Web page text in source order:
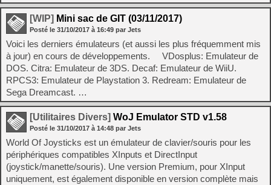
[WIP] Mini sac de GIT (03/11/2017)
Posté le 31/10/2017 à 16:49 par Jets
Voici les derniers émulateurs (et aussi les plus fréquemment mis
à jour) en cours de développements. VDosplus: Emulateur de
DOS. Citra: Emulateur de 3DS. Decaf: Emulateur de WiiU.
RPCS3: Emulateur de Playstation 3. Redream: Emulateur de
Sega Dreamcast. …
[Utilitaires Divers] WoJ Emulator STD v1.58
Posté le 31/10/2017 à 14:48 par Jets
World Of Joysticks est un émulateur de clavier/souris pour les
périphériques compatibles XInputs et DirectInput
(joystick/manette/souris). Une version Premium, pour XInput
uniquement, est également disponible en version complète mais